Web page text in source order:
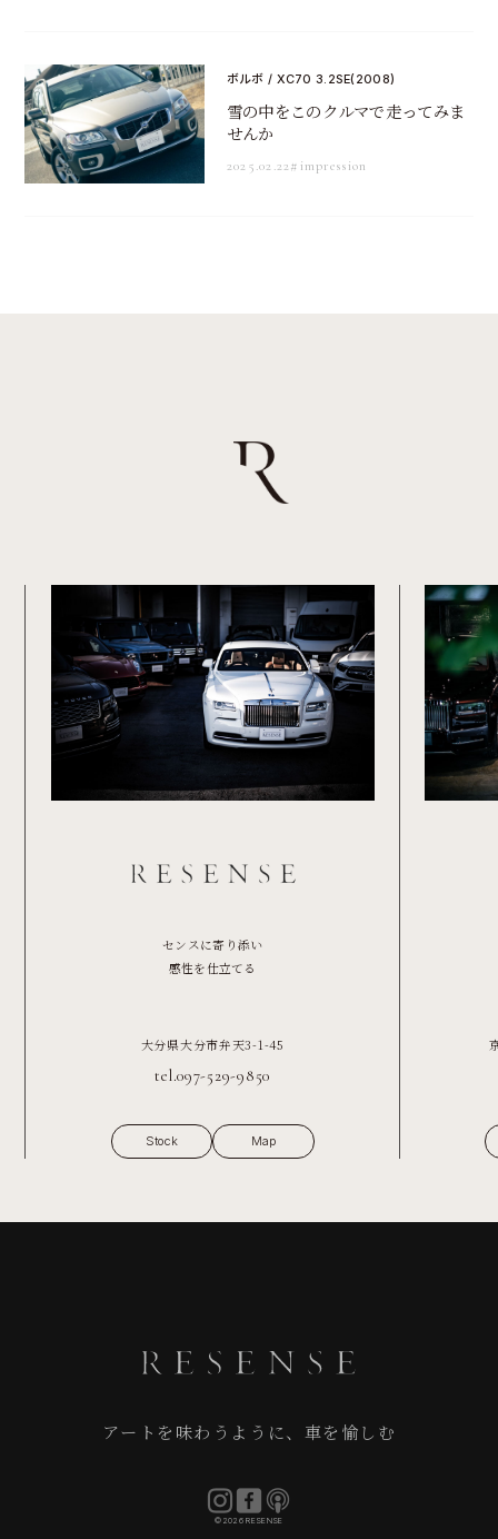
ボルボ / XC70 3.2SE(2008)
雪の中をこのクルマで走ってみま
せんか
2025.02.22#impression
センスに寄り添い
感性を仕立てる
大分県大分市弁天3-1-45
tel.097-529-9850
Stock Map
アートを味わうように、車を愉しむ
©2026 RESENSE